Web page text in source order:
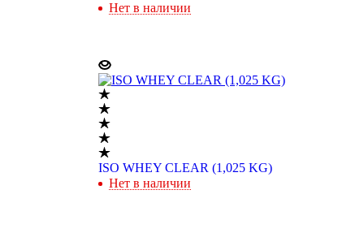
Нет в наличии
ISO WHEY CLEAR (1,025 KG)
Нет в наличии